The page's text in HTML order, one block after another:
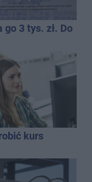
go 3 tys. zł. Do
kurs